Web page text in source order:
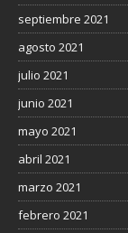
septiembre 2021
agosto 2021
julio 2021
junio 2021
mayo 2021
abril 2021
marzo 2021
febrero 2021